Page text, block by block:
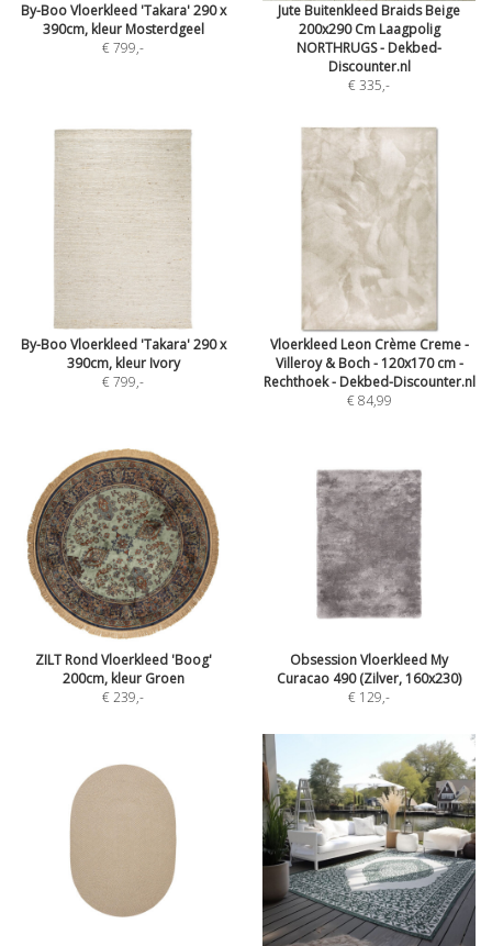
By-Boo Vloerkleed 'Takara' 290 x
390cm, kleur Mosterdgeel
€ 799,-
Jute Buitenkleed Braids Beige
200x290 Cm Laagpolig
NORTHRUGS - Dekbed-
Discounter.nl
€ 335,-
By-Boo Vloerkleed 'Takara' 290 x
390cm, kleur Ivory
€ 799,-
Vloerkleed Leon Crème Creme -
Villeroy & Boch - 120x170 cm -
Rechthoek - Dekbed-Discounter.nl
€ 84,99
ZILT Rond Vloerkleed 'Boog'
200cm, kleur Groen
€ 239,-
Obsession Vloerkleed My
Curacao 490 (Zilver, 160x230)
€ 129,-